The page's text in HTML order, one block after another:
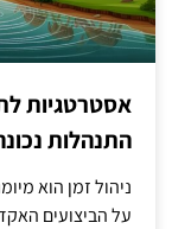
אסטרטגיות
התנהלות
ניהול זמן הוא
על הביצועים